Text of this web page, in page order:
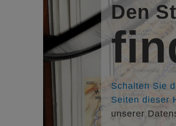
Den
Schalten Sie
Seiten dieser
unserer